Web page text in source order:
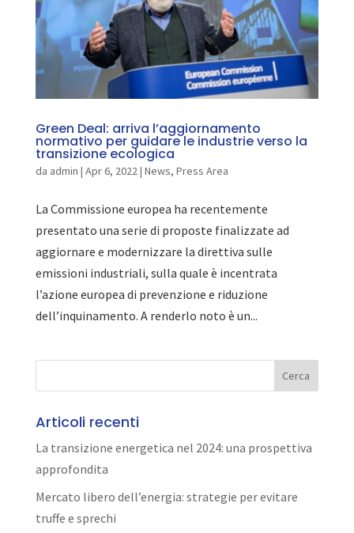
Green Deal: arriva l’aggiornamento
normativo per guidare le industrie verso la
transizione ecologica
da admin | Apr 6, 2022 | News, Press Area
La Commissione europea ha recentemente
presentato una serie di proposte finalizzate ad
aggiornare e modernizzare la direttiva sulle
emissioni industriali, sulla quale è incentrata
l’azione europea di prevenzione e riduzione
dell’inquinamento. A renderlo noto è un...
Articoli recenti
La transizione energetica nel 2024: una prospettiva
approfondita
Mercato libero dell’energia: strategie per evitare
truffe e sprechi